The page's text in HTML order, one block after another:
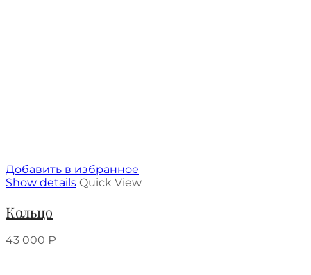
Добавить в избранное
Show details Quick View
Кольцо
43 000 ₽